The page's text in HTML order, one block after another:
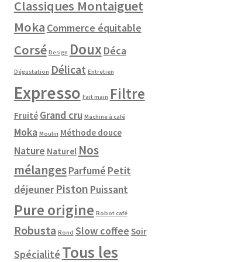
Classiques Montaiguet
Moka Commerce équitable
Corsé Design DouxDéca
Dégustation Délicat Entretien
Expresso Fait main Filtre
Fruité Grand cru Machine à café
Moka Moulin Méthode douce
Nature Naturel Nos
mélangesParfumé Petit
déjeuner Piston Puissant
Pure origine Robot café
Robusta Rond Slow coffee Soir
Spécialité Tous les